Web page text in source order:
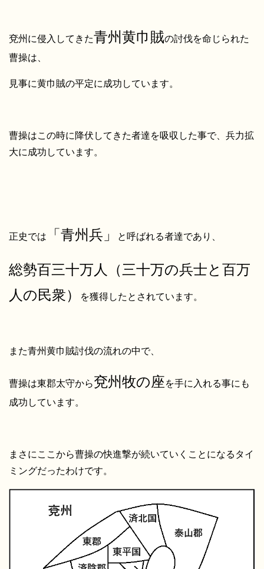
兗州に侵入してきた青州黄巾賊の討伐を命じられた
曹操は、
見事に黄巾賊の平定に成功しています。
曹操はこの時に降伏してきた者達を吸収した事で、兵力拡
大に成功しています。
正史では 「青州兵」 と呼ばれる者達であり、
総勢百三十万人（三十万の兵士と百万
人の民衆）
を獲得したとされています。
また青州黄巾賊討伐の流れの中で、
曹操は東郡太守から兗州牧の座を手に入れる事にも
成功しています。
まさにここから曹操の快進撃が続いていくことになるタイ
ミングだったわけです。